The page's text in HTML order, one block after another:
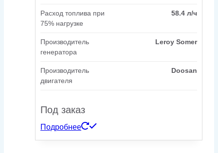
Расход топлива при
75% нагрузке
58.4 л/ч
Производитель
генератора
Leroy Somer
Производитель
двигателя
Doosan
Под заказ
Подробнее